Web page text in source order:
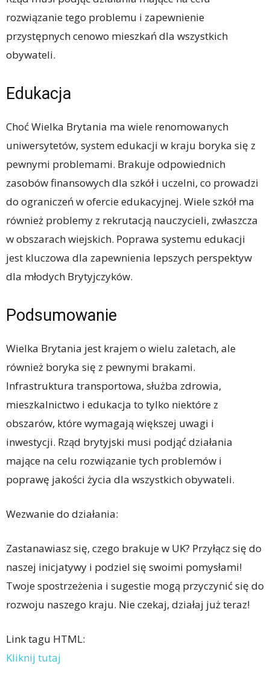
rozwiązanie tego problemu i zapewnienie
przystępnych cenowo mieszkań dla wszystkich
obywateli.
Edukacja
Choć Wielka Brytania ma wiele renomowanych
uniwersytetów, system edukacji w kraju boryka się z
pewnymi problemami. Brakuje odpowiednich
zasobów finansowych dla szkół i uczelni, co prowadzi
do ograniczeń w ofercie edukacyjnej. Wiele szkół ma
również problemy z rekrutacją nauczycieli, zwłaszcza
w obszarach wiejskich. Poprawa systemu edukacji
jest kluczowa dla zapewnienia lepszych perspektyw
dla młodych Brytyjczyków.
Podsumowanie
Wielka Brytania jest krajem o wielu zaletach, ale
również boryka się z pewnymi brakami.
Infrastruktura transportowa, służba zdrowia,
mieszkalnictwo i edukacja to tylko niektóre z
obszarów, które wymagają większej uwagi i
inwestycji. Rząd brytyjski musi podjąć działania
mające na celu rozwiązanie tych problemów i
poprawę jakości życia dla wszystkich obywateli.
Wezwanie do działania:
Zastanawiasz się, czego brakuje w UK? Przyłącz się do
naszej inicjatywy i podziel się swoimi pomysłami!
Twoje spostrzeżenia i sugestie mogą przyczynić się do
rozwoju naszego kraju. Nie czekaj, działaj już teraz!
Link tagu HTML:
Kliknij tutaj